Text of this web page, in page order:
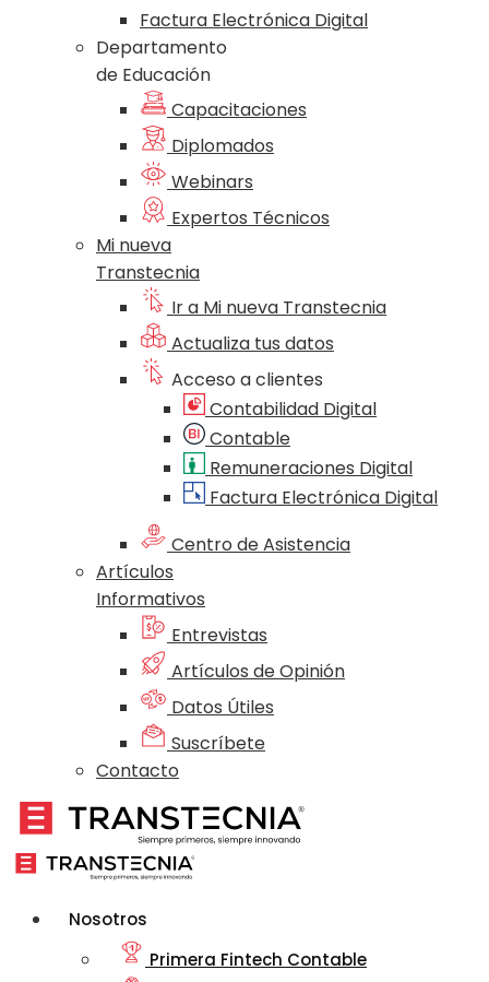
Factura Electrónica Digital
Departamento
de Educación
Capacitaciones
Diplomados
Webinars
Expertos Técnicos
Mi nueva
Transtecnia
Ir a Mi nueva Transtecnia
Actualiza tus datos
Acceso a clientes
Contabilidad Digital
Contable
Remuneraciones Digital
Factura Electrónica Digital
Centro de Asistencia
Artículos
Informativos
Entrevistas
Artículos de Opinión
Datos Útiles
Suscríbete
Contacto
Nosotros
Primera Fintech Contable